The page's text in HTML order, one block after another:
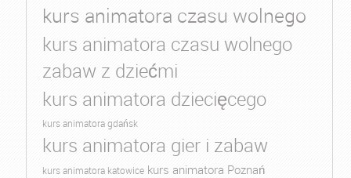
kurs animatora czasu wolnego
kurs animatora czasu wolnego
zabaw z dziećmi
kurs animatora dziecięcego
kurs animatora gdańsk
kurs animatora gier i zabaw
kurs animatora katowice kurs animatora Poznań